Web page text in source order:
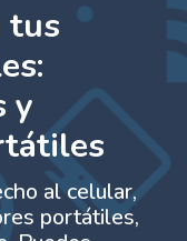
celu...
tus
y
al celular,
portátiles,